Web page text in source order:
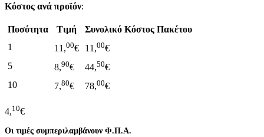
Κόστος ανά προϊόν:
Ποσότητα Τιμή
Συνολικό Κόστος Πακέτου
1
11,00€ 11,00€
5
8,90€ 44,50€
10
7,80€ 78,00€
4,10€
Οι τιμές συμπεριλαμβάνουν Φ.Π.Α.